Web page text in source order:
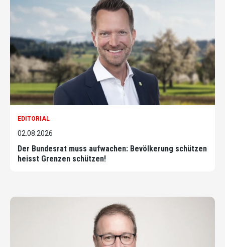
EDITORIAL
02.08.2026
Der Bundesrat muss aufwachen: Bevölkerung schützen
heisst Grenzen schützen!